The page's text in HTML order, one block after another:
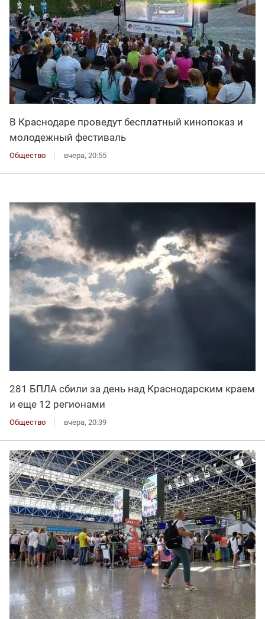
В Краснодаре проведут бесплатный кинопоказ и
молодежный фестиваль
Общество вчера, 20:55
281 БПЛА сбили за день над Краснодарским краем
и еще 12 регионами
Общество вчера, 20:39